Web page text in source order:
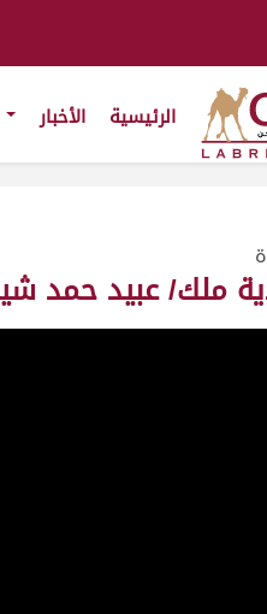
الرئيسية الأخبار